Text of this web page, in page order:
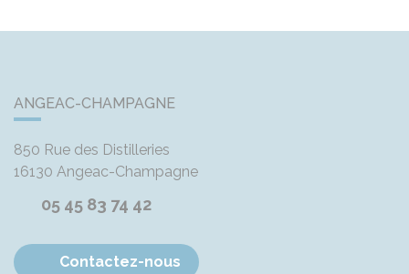
ANGEAC-CHAMPAGNE
850 Rue des Distilleries
16130 Angeac-Champagne
05 45 83 74 42
Contactez-nous